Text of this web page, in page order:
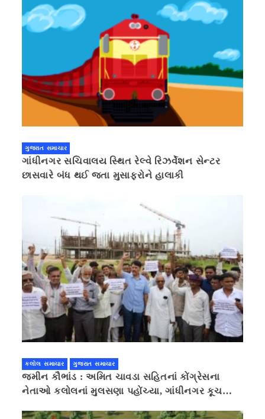
ગુજરાત સમાચાર
ગાંધીનગર સચિવાલય સ્થિત રેલ્વે રિઝર્વેશન સેન્ટર
છાસવારે બંધ થઈ જતા મુસાફરોને હાલાકી
કલોલ સમાચાર ગુજરાત સમાચાર
જમીન કૌભાંડ : અમિત ચાવડા સહિતનાં કોંગ્રેસના
નેતાઓ કલોલનાં મુલસણા પહોંચ્યા, ગાંધીનગર કૂચ